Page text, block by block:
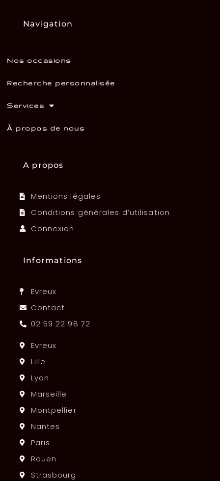
Navigation
Nos occasions
Recherche personnalisée
Services
À propos de nous
A propos
Mentions légales
Conditions générales d’utilisation
Connexion
Informations
Evreux
Contact
02 59 22 98 72
Evreux
Lille
Lyon
Marseille
Montpellier
Nantes
Paris
Rouen
Strasbourg